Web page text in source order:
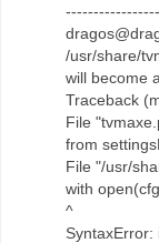
/usr/share/
will become
Traceback
File
from
File "/usr/
with
^
SyntaxError: